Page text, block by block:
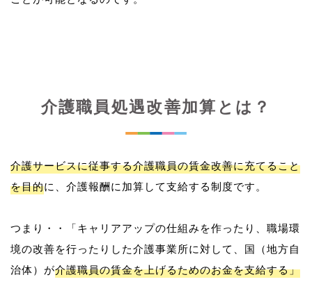
介護職員処遇改善加算とは？
介護サービスに従事する介護職員の賃金改善に充てること
を目的に、介護報酬に加算して支給する制度です。
つまり・・「キャリアアップの仕組みを作ったり、職場環
境の改善を行ったりした介護事業所に対して、国（地方自
治体）が介護職員の賃金を上げるためのお金を支給する」